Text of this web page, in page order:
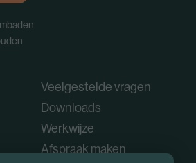
Veelgestelde vragen
Downloads
Werkwijze
Afspraak maken